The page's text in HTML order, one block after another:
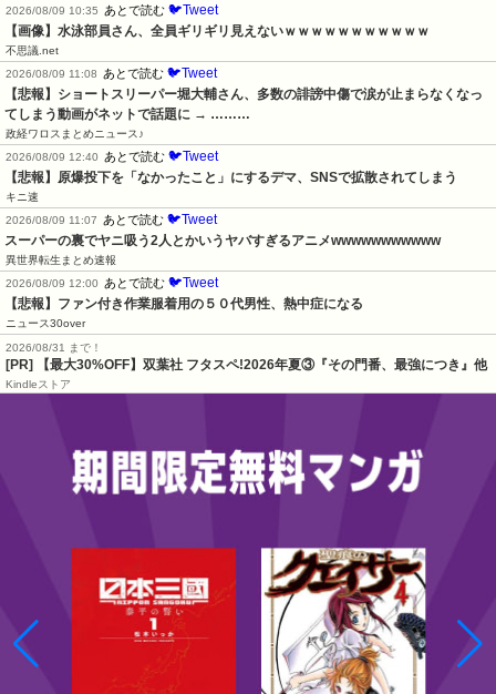
2026/08/09 10:35
あとで読む 🐦Tweet
【画像】水泳部員さん、全員ギリギリ見えないｗｗｗｗｗｗｗｗｗｗｗ
不思議.net
2026/08/09 11:08
あとで読む 🐦Tweet
【悲報】ショートスリーパー堀大輔さん、多数の誹謗中傷で涙が止まらなくなっ
てしまう動画がネットで話題に → ………
政経ワロスまとめニュース♪
2026/08/09 12:40
あとで読む 🐦Tweet
【悲報】原爆投下を「なかったこと」にするデマ、SNSで拡散されてしまう
キニ速
2026/08/09 11:07
あとで読む 🐦Tweet
スーパーの裏でヤニ吸う2人とかいうヤバすぎるアニメwwwwwwwwwww
異世界転生まとめ速報
2026/08/09 12:00
あとで読む 🐦Tweet
【悲報】ファン付き作業服着用の５０代男性、熱中症になる
ニュース30over
2026/08/31 まで！
[PR] 【最大30%OFF】双葉社 フタスペ!2026年夏③『その門番、最強につき』他
Kindleストア